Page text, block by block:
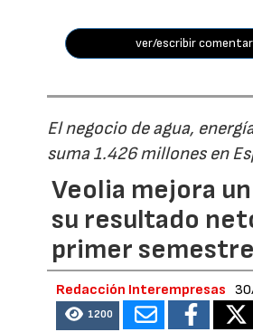
ver/escribir
El negocio de agua,
suma 1.426 millones en
Veolia mejora
su resultado
primer semestre
Redacción Interempresas
1200